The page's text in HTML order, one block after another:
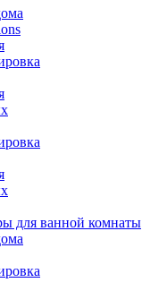
для ванной комнаты